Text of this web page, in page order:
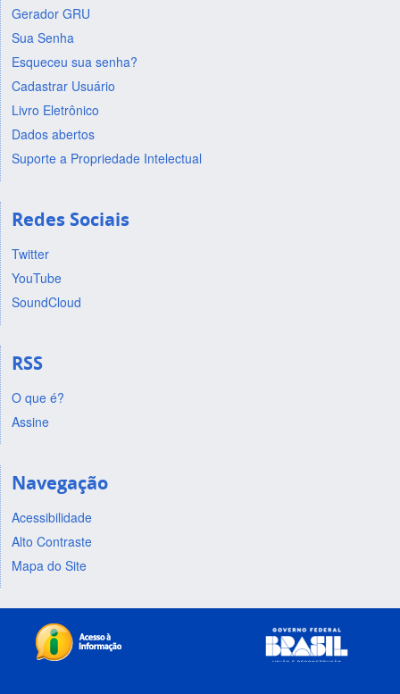
Gerador GRU
Sua Senha
Esqueceu sua senha?
Cadastrar Usuário
Livro Eletrônico
Dados abertos
Suporte a Propriedade Intelectual
Redes Sociais
Twitter
YouTube
SoundCloud
RSS
O que é?
Assine
Navegação
Acessibilidade
Alto Contraste
Mapa do Site